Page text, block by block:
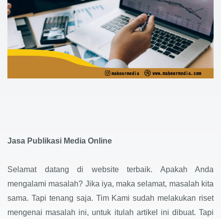
Jasa Publikasi Media Online
Selamat datang di website terbaik. Apakah Anda
mengalami masalah? Jika iya, maka selamat, masalah kita
sama. Tapi tenang saja. Tim Kami sudah melakukan riset
mengenai masalah ini, untuk itulah artikel ini dibuat. Tapi